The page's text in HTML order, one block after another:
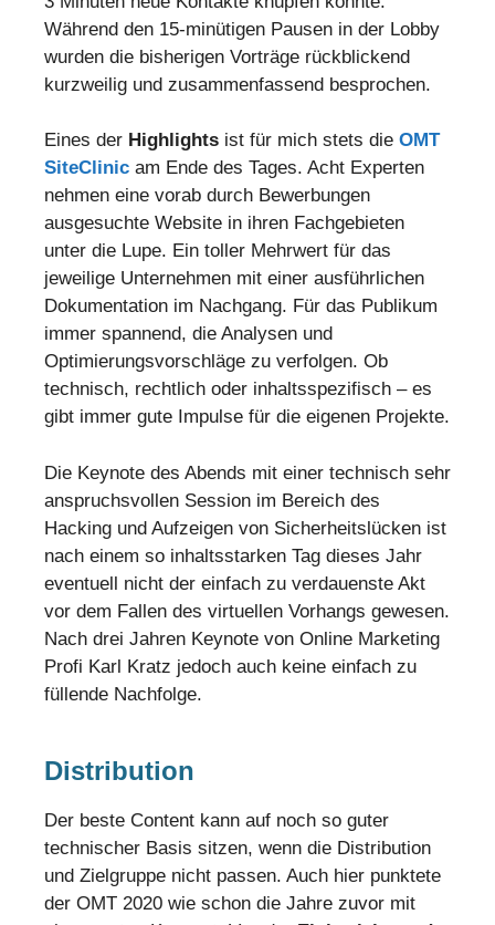
Während den 15-minütigen Pausen in der Lobby
wurden die bisherigen Vorträge rückblickend
kurzweilig und zusammenfassend besprochen.
Eines der Highlights ist für mich stets die OMT
SiteClinic am Ende des Tages. Acht Experten
nehmen eine vorab durch Bewerbungen
ausgesuchte Website in ihren Fachgebieten
unter die Lupe. Ein toller Mehrwert für das
jeweilige Unternehmen mit einer ausführlichen
Dokumentation im Nachgang. Für das Publikum
immer spannend, die Analysen und
Optimierungsvorschläge zu verfolgen. Ob
technisch, rechtlich oder inhaltsspezifisch – es
gibt immer gute Impulse für die eigenen Projekte.
Die Keynote des Abends mit einer technisch sehr
anspruchsvollen Session im Bereich des
Hacking und Aufzeigen von Sicherheitslücken ist
nach einem so inhaltsstarken Tag dieses Jahr
eventuell nicht der einfach zu verdauenste Akt
vor dem Fallen des virtuellen Vorhangs gewesen.
Nach drei Jahren Keynote von Online Marketing
Profi Karl Kratz jedoch auch keine einfach zu
füllende Nachfolge.
Distribution
Der beste Content kann auf noch so guter
technischer Basis sitzen, wenn die Distribution
und Zielgruppe nicht passen. Auch hier punktete
der OMT 2020 wie schon die Jahre zuvor mit